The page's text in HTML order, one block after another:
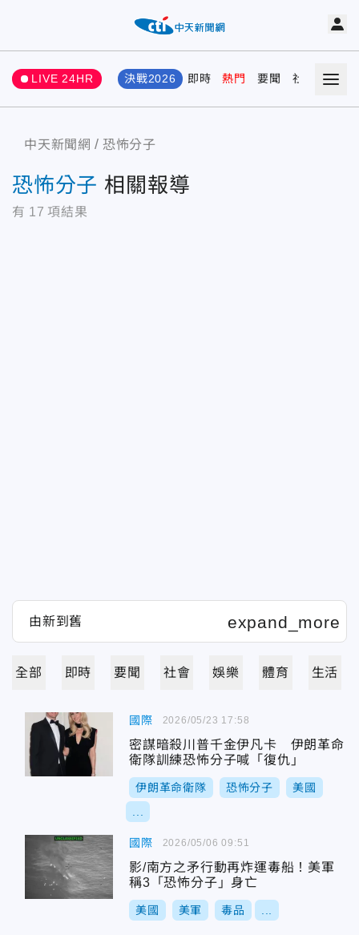
LIVE 24HR 決戰2026 即時 熱門 要聞 社會 娛樂
中天新聞網 恐怖分子
恐怖分子 相關報導
有 17 項結果
全部 即時 要聞 社會 娛樂 體育 生活
國際
密謀暗殺川普千金伊凡卡 伊朗革命
衛隊訓練恐怖分子喊「復仇」
伊朗革命衛隊 恐怖分子 美國
2026/05/23 17:58
國際
影/南方之矛行動再炸運毒船！美軍
稱3「恐怖分子」身亡
美國 美軍 毒品
2026/05/06 09:51